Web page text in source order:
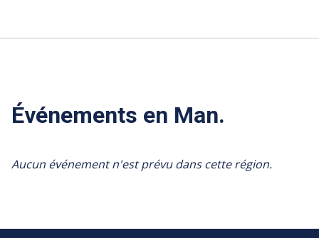
Événements en Man.
Aucun événement n'est prévu dans cette région.